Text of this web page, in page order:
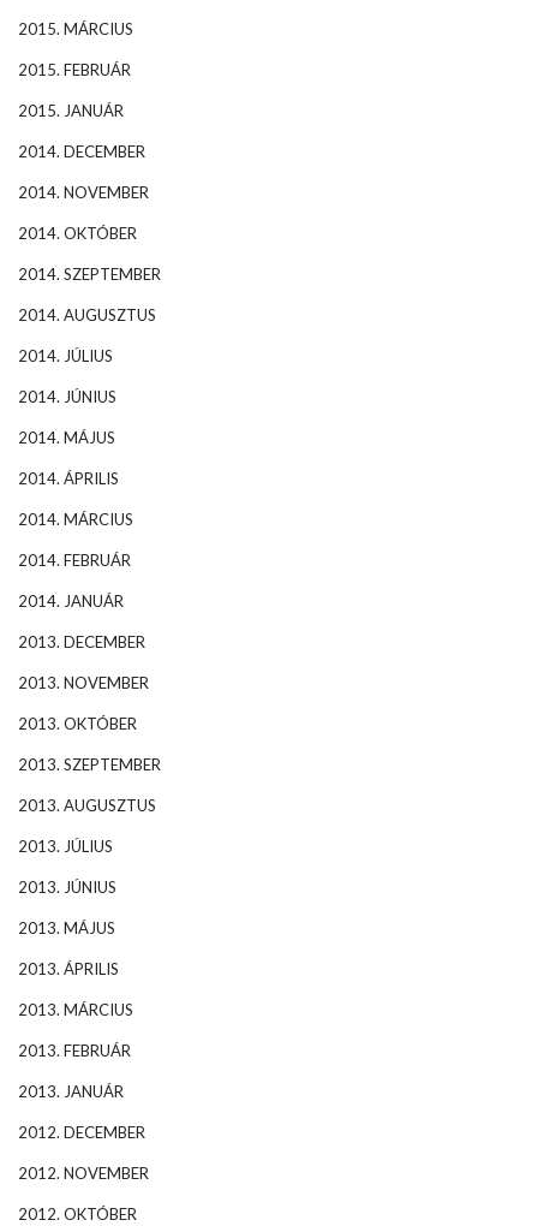
2015. MÁRCIUS
2015. FEBRUÁR
2015. JANUÁR
2014. DECEMBER
2014. NOVEMBER
2014. OKTÓBER
2014. SZEPTEMBER
2014. AUGUSZTUS
2014. JÚLIUS
2014. JÚNIUS
2014. MÁJUS
2014. ÁPRILIS
2014. MÁRCIUS
2014. FEBRUÁR
2014. JANUÁR
2013. DECEMBER
2013. NOVEMBER
2013. OKTÓBER
2013. SZEPTEMBER
2013. AUGUSZTUS
2013. JÚLIUS
2013. JÚNIUS
2013. MÁJUS
2013. ÁPRILIS
2013. MÁRCIUS
2013. FEBRUÁR
2013. JANUÁR
2012. DECEMBER
2012. NOVEMBER
2012. OKTÓBER